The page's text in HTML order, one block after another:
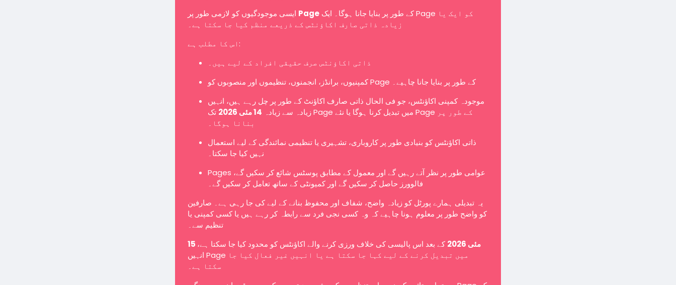
Page
زیادہ ذاتی صارف اکاؤنٹس کے ذریعے منظم کیا جا سکتا ہے۔
اس کا مطلب ہے:
ذاتی اکاؤنٹس صرف حقیقی افراد کے لیے ہیں۔
کمپنیوں، برانڈز، انجمنوں، تنظیموں اور منصوبوں کو Page کے طور پر بنایا جانا چاہیے۔
موجودہ کمپنی اکاؤنٹس، جو فی الحال ذاتی صارف اکاؤنٹ کے طور پر چل رہے ہیں، انہیں
زیادہ سے زیادہ 14 مئی 2026
تک Page میں تبدیل کرنا ہوگا یا نئے Page کے طور پر
بنانا ہوگا۔
ذاتی اکاؤنٹس کو بنیادی طور پر کاروباری، تشہیری یا تنظیمی نمائندگی کے لیے استعمال
نہیں کیا جا سکتا۔
Pages عوامی طور پر نظر آتے رہیں گے اور معمول کے مطابق پوسٹس شائع کر سکیں گے،
فالوورز حاصل کر سکیں گے اور کمیونٹی کے ساتھ تعامل کر سکیں گے۔
یہ تبدیلی ہمارے پورٹل کو زیادہ واضح، شفاف اور محفوظ بنانے کے لیے کی جا رہی ہے۔ صارفین
کو واضح طور پر معلوم ہونا چاہیے کہ وہ کسی نجی فرد سے رابطہ کر رہے ہیں یا کسی کمپنی یا
تنظیم سے۔
15 مئی 2026
کے بعد اس پالیسی کی خلاف ورزی کرنے والے اکاؤنٹس کو محدود کیا جا سکتا ہے،
انہیں Page میں تبدیل کرنے کے لیے کہا جا سکتا ہے یا انہیں غیر فعال کیا جا
سکتا ہے۔